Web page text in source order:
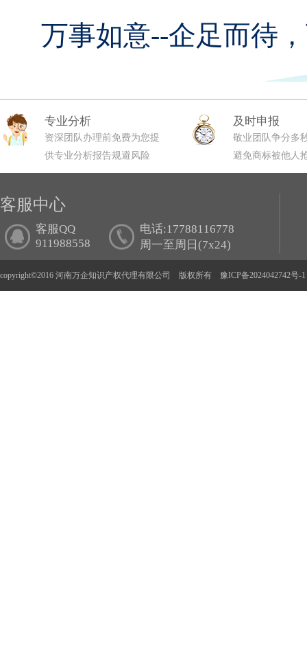
万事如意--企足而待
专业分析
资深团队办理前免费为您提
供专业分析报告规避风险
及时申报
敬业团队争分多
避免商标被他人
客服中心
客服QQ
911988558
电话:17788116778
周一至周日(7x24)
copyright©2016 河南万企知识产权代理有限公司 版权所有 豫ICP备2024042742号-1